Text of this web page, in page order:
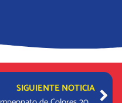
SIGUIENTE NOTICIA